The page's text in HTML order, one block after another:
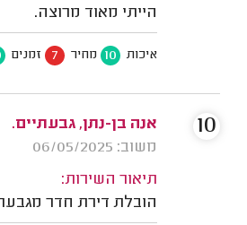
הייתי מאוד מרוצה.
איכות 10 מחיר 7 זמנים
אנה בן-נתן, גבעתיים.
משוב: 06/05/2025
תיאור השירות:
הובלת דירת חדר
10